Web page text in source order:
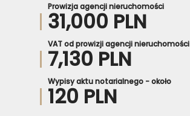
Prowizja agencji nieruchomości
31,000 PLN
VAT od prowizji agencji nieruchomości
7,130 PLN
Wypisy aktu notarialnego - około
120 PLN